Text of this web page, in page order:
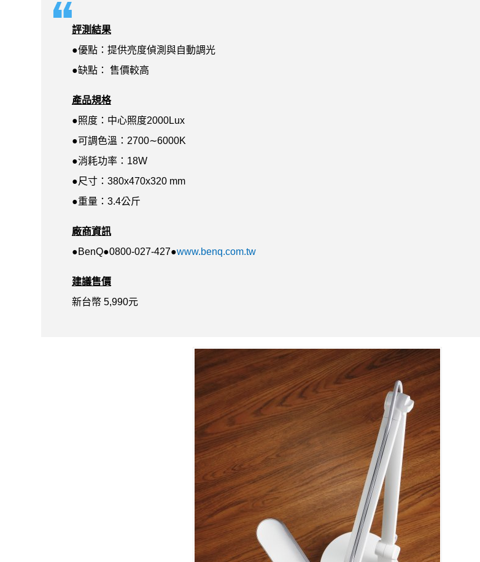
評測結果
●優點：提供亮度偵測與自動調光
●缺點： 售價較高
產品規格
●照度：中心照度2000Lux
●可調色溫：2700∼6000K
●消耗功率：18W
●尺寸：380x470x320 mm
●重量：3.4公斤
廠商資訊
●BenQ●0800-027-427●www.benq.com.tw
建議售價
新台幣 5,990元